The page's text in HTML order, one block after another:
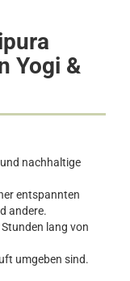
Yogi &
nachhaltige
entspannten
andere.
lang von
umgeben sind.